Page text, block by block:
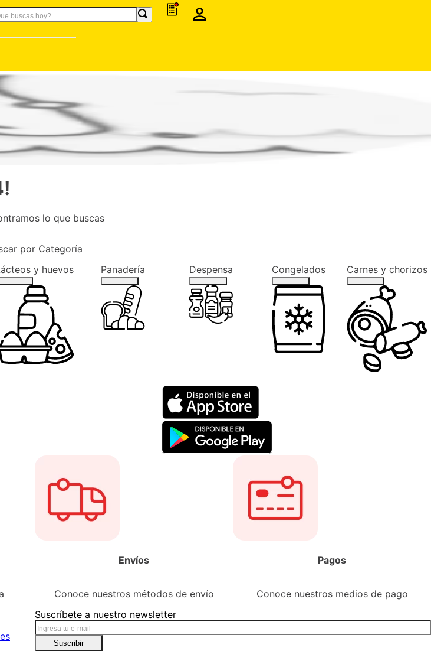
lo que buscas
por Categoría
y huevos Panadería Despensa Congelados Carnes y chorizos
Envíos
Conoce nuestros métodos de envío
Pagos
Conoce nuestros medios de pago
Suscríbete a nuestro newsletter
Suscribir